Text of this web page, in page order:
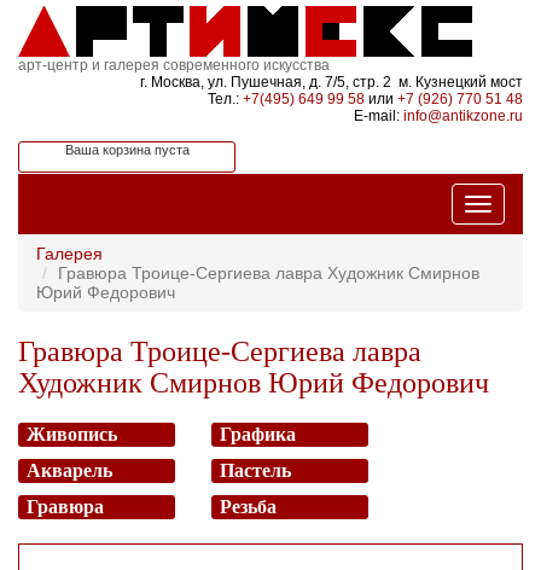
арт-центр и галерея современного искусства
г. Москва, ул. Пушечная, д. 7/5, стр. 2 м. Кузнецкий мост
Тел.: +7(495) 649 99 58 или +7 (926) 770 51 48
E-mail: info@antikzone.ru
Ваша корзина пуста
Галерея
Гравюра Троице-Сергиева лавра Художник Смирнов
Юрий Федорович
Гравюра Троице-Сергиева лавра
Художник Смирнов Юрий Федорович
Живопись
Графика
Акварель
Пастель
Гравюра
Резьба